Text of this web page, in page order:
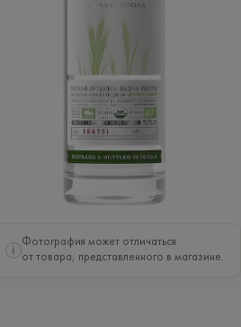
i
Фотография может отличаться
от товара, представленного в магазине.